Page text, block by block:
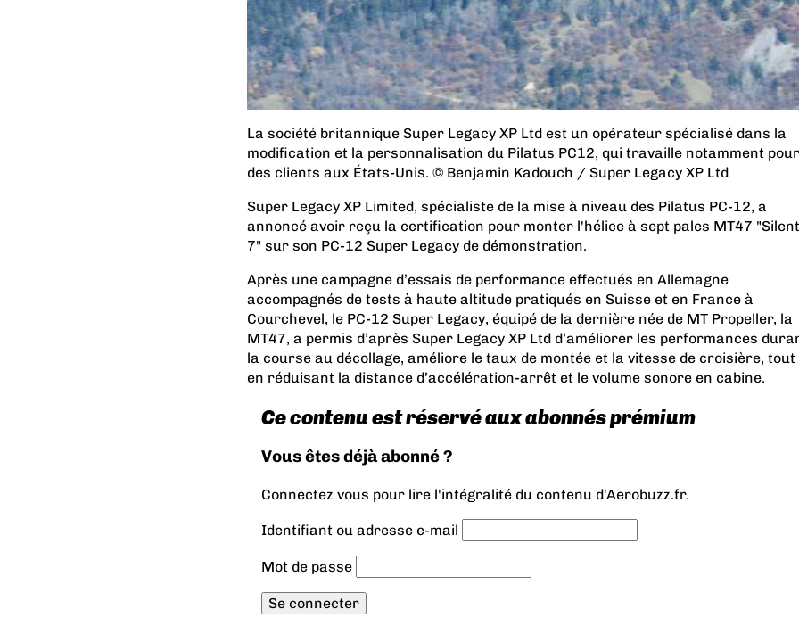
La société britannique Super Legacy XP Ltd est un opérateur spécialisé dans la
modification et la personnalisation du Pilatus PC12, qui travaille notamment pour
des clients aux États-Unis. © Benjamin Kadouch / Super Legacy XP Ltd
Super Legacy XP Limited, spécialiste de la mise à niveau des Pilatus PC-12, a
annoncé avoir reçu la certification pour monter l'hélice à sept pales MT47 "Silent
7" sur son PC-12 Super Legacy de démonstration.
Après une campagne d’essais de performance effectués en Allemagne
accompagnés de tests à haute altitude pratiqués en Suisse et en France à
Courchevel, le PC-12 Super Legacy, équipé de la dernière née de MT Propeller, la
MT47, a permis d’après Super Legacy XP Ltdd’améliorer les performances
la course au décollage, améliore le taux de montée et la vitesse de croisière, tout
en réduisant la distance d’accélération-arrêt et le volume sonore en cabine.
Ce contenu est réservé aux abonnés prémium
Vous êtes déjà abonné ?
Connectez vous pour lire l'intégralité du contenu d'Aerobuzz.fr.
Identifiant ou adresse e-mail
Mot de passe